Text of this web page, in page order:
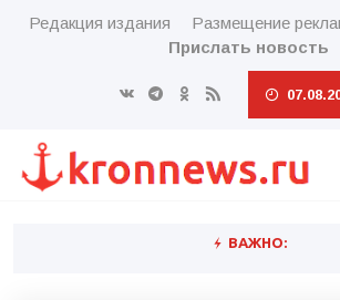
Редакция издания Размещение
Прислать новость
ВАЖНО: